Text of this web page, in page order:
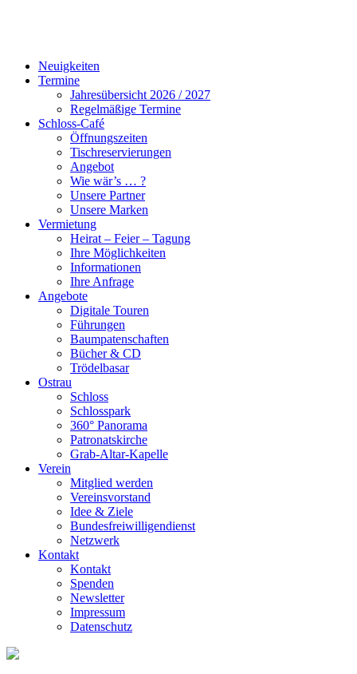
Neuigkeiten
Termine
Jahresübersicht 2026 / 2027
Regelmäßige Termine
Schloss-Café
Öffnungszeiten
Tischreservierungen
Angebot
Wie wär’s … ?
Unsere Partner
Unsere Marken
Vermietung
Heirat – Feier – Tagung
Ihre Möglichkeiten
Informationen
Ihre Anfrage
Angebote
Digitale Touren
Führungen
Baumpatenschaften
Bücher & CD
Trödelbasar
Ostrau
Schloss
Schlosspark
360° Panorama
Patronatskirche
Grab-Altar-Kapelle
Verein
Mitglied werden
Vereinsvorstand
Idee & Ziele
Bundesfreiwilligendienst
Netzwerk
Kontakt
Kontakt
Spenden
Newsletter
Impressum
Datenschutz